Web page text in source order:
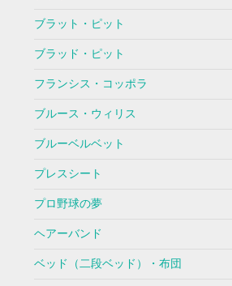
ブラット・ピット
ブラッド・ピット
フランシス・コッポラ
ブルース・ウィリス
ブルーベルベット
プレスシート
プロ野球の夢
ヘアーバンド
ベッド（二段ベッド）・布団